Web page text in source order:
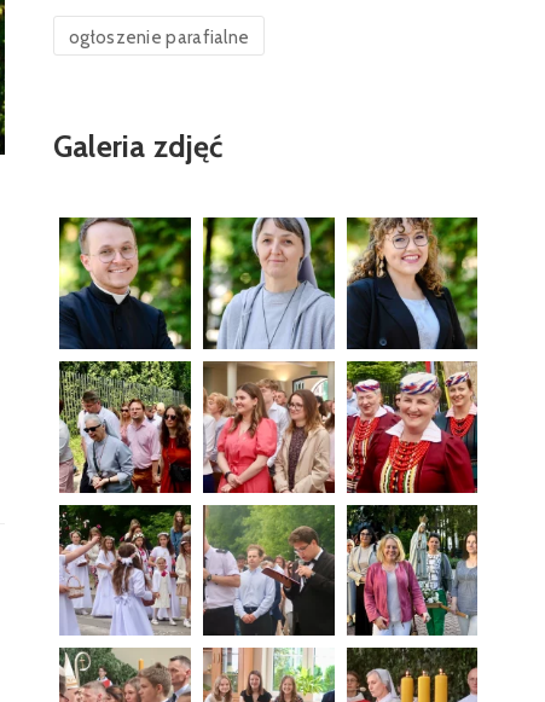
ogłoszenie parafialne
Galeria zdjęć